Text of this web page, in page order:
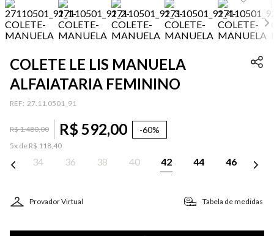
COLETE LE LIS MANUELA
ALFAIATARIA FEMININO
: 27.11.0501_91
R$1.480,00 R$ 592,00 -60%
5x de R$ 118,40
34 36 38 40 42 44 46
Provador Virtual Tabela de medidas